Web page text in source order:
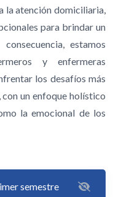
la atención domiciliaria,
para brindar un
estamos
y enfermeras
los desafíos más
un enfoque holístico
la emocional de los
semestre